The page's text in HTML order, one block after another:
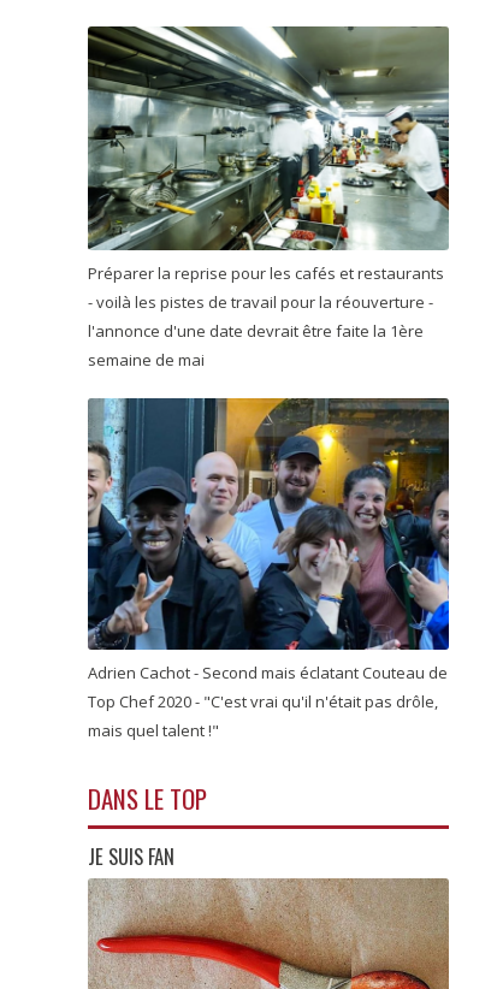
Préparer la reprise pour les cafés et restaurants
- voilà les pistes de travail pour la réouverture -
l'annonce d'une date devrait être faite la 1ère
semaine de mai
Adrien Cachot - Second mais éclatant Couteau de
Top Chef 2020 - "C'est vrai qu'il n'était pas drôle,
mais quel talent !"
DANS LE TOP
JE SUIS FAN